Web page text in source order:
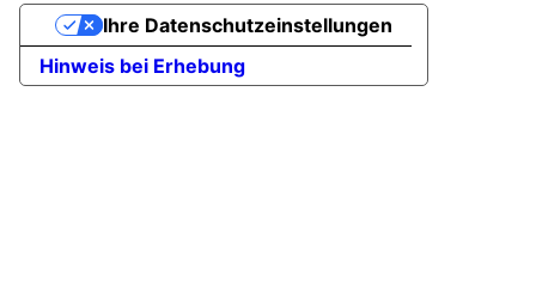
Hinweis bei Erhebung
Ihre Datenschutzeinstellungen